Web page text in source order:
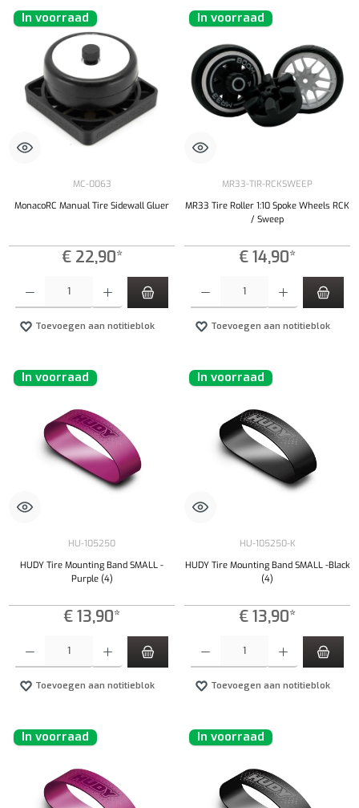
In voorraad
MC-0063
MonacoRC Manual Tire Sidewall Gluer
€ 22,90*
Toevoegen aan notitieblok
In voorraad
MR33-TIR-RCKSWEEP
MR33 Tire Roller 1:10 Spoke Wheels RCK
/ Sweep
€ 14,90*
Toevoegen aan notitieblok
In voorraad
HU-105250
HUDY Tire Mounting Band SMALL -
Purple (4)
€ 13,90*
Toevoegen aan notitieblok
In voorraad
HU-105250-K
HUDY Tire Mounting Band SMALL -Black
(4)
€ 13,90*
Toevoegen aan notitieblok
In voorraad In voorraad